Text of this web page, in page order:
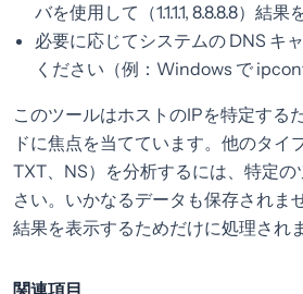
バを使用して（1.1.1.1, 8.8.8.8）結果
必要に応じてシステムの DNS キ
ください（例：Windows で
このツールはホストのIPを特定する
ドに焦点を当てています。他のタイ
TXT、NS）を分析するには、特定
さい。いかなるデータも保存されま
結果を表示するためだけに処理されま
関連項目